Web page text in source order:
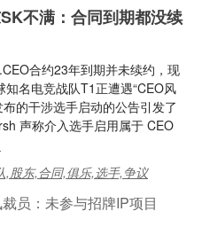
不满：合同到期都没续
合约23年到期并未续约，现
名电竞战队T1正遭遇“CEO风
的干涉选手启动的公告引发了
声称介入选手启用属于 CEO
,股东,合同,俱乐,选手,争议